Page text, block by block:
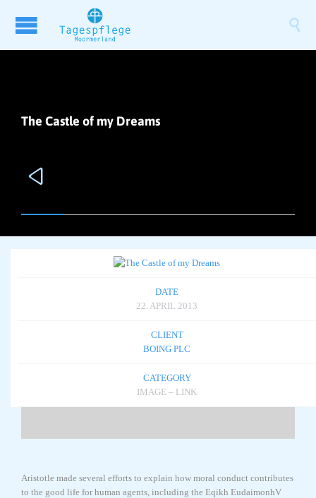

The Castle of my Dreams

Aristotle made several efforts to explain how moral conduct contributes
to the good life for human agents, including the Eqikh EudaimonhV
DATE
22. APRIL 2013
CLIENT
BOING PLC
CATEGORY
IMAGE – LINK